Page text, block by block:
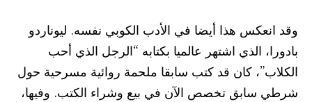
وقد انعكس هذا أيضا في الأدب الكوبي نفسه. ليوناردو
بادورا، الذي اشتهر عالميا بكتابه “الرجل الذي أحب
الكلاب”، كان قد كتب سابقا ملحمة روائية مسرحية حول
شرطي سابق تخصص الآن في بيع وشراء الكتب. وفيها،